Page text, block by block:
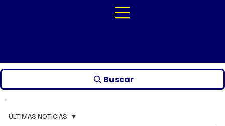
Buscar
ÚLTIMAS NOTÍCIAS